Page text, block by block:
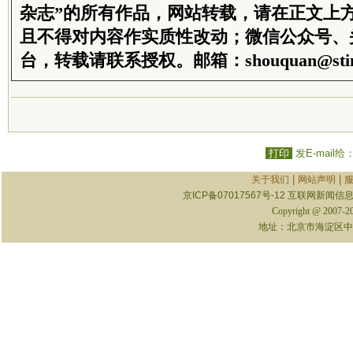
杂志”的所有作品，网站转载，请在正文上
且不得对内容作实质性改动；微信公众号
台，转载请联系授权。邮箱：
打印 发E-mail给
关于我们 网站声明
京ICP备07017567号-12 互联网新闻信
Copyright @ 2007-
地址：北京市海淀区